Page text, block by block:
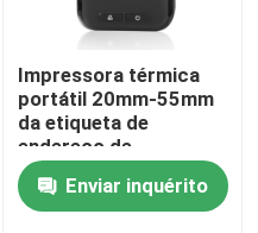
Impressora térmica
portátil 20mm-55mm
da etiqueta de
endereço de
Bluetooth
Enviar inquérito